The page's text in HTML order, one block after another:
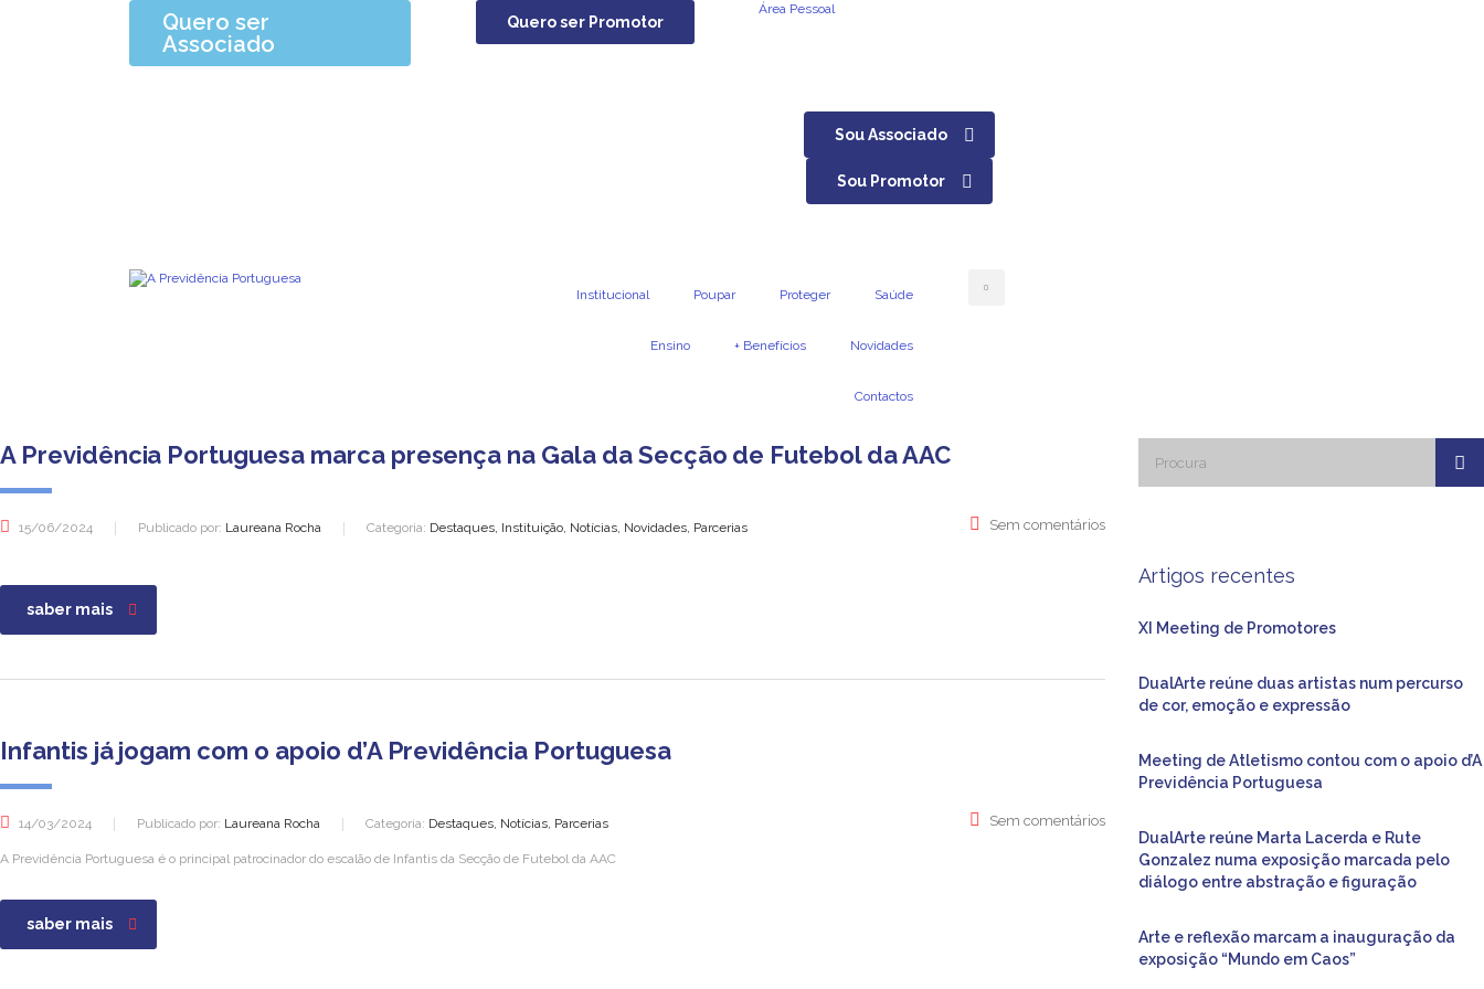
Quero ser
Associado
Quero ser Promotor
Área Pessoal
Sou Associado
Sou Promotor
Institucional Poupar Proteger Saúde
Ensino + Benefícios Novidades
Contactos
A Previdência Portuguesa marca presença na Gala da Secção de Futebol da AAC
15/06/2024 Publicado por: Laureana Rocha Categoria: Destaques, Instituição, Notícias, Novidades, Parcerias Sem comentários
saber mais
Infantis já jogam com o apoio d’A Previdência Portuguesa
14/03/2024 Publicado por: Laureana Rocha Categoria: Destaques, Notícias, Parcerias Sem comentários
A Previdência Portuguesa é o principal patrocinador do escalão de Infantis da Secção de Futebol da AAC
saber mais
Artigos recentes
XI Meeting de Promotores
DualArte reúne duas artistas num percurso
de cor, emoção e expressão
Meeting de Atletismo contou com o apoio d’A
Previdência Portuguesa
DualArte reúne Marta Lacerda e Rute
Gonzalez numa exposição marcada pelo
diálogo entre abstração e figuração
Arte e reflexão marcam a inauguração da
exposição “Mundo em Caos”